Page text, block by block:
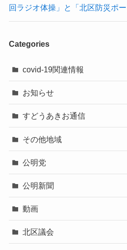
回ラジオ体操」と「北区防災ポ
Categories
covid-19関連情報
お知らせ
すどうあきお通信
その他地域
公明党
公明新聞
動画
北区議会